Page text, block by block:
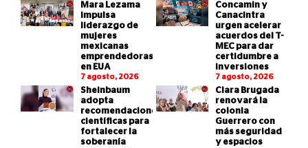
Mara Lezama
impulsa
liderazgo de
mujeres
mexicanas
emprendedoras
en EUA
7 agosto, 2026
Concamin y
Canacintra
urgen acelerar
acuerdos del T-
MEC para dar
certidumbre a
inversiones
7 agosto, 2026
Sheinbaum
adopta
recomendaciones
científicas para
fortalecer la
soberanía
Clara Brugada
renovará la
colonia
Guerrero con
más seguridad
y espacios